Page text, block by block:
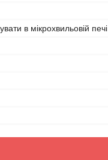
в мікрохвильовій печі